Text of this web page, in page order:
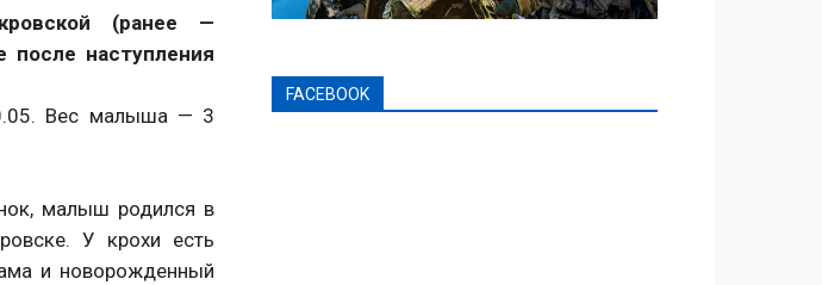
(ранее —
после наступления
Вес малыша — 3
малыш родился в
У крохи есть
и новорожденный
FACEBOOK